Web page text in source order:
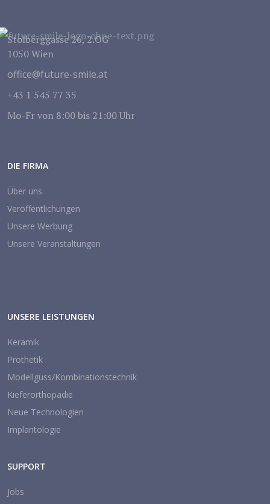
Stolberggasse 26, 2.OG
1050 Wien
office@future-smile.at
+43 1 545 77 35
Mo-Fr von 8:00 bis 21:00 Uhr
DIE FIRMA
Über uns
Veröffentlichungen
Unsere Werbung
Unsere Veranstaltungen
UNSERE LEISTUNGEN
Keramik
Prothetik
Modellguss/Kombinationstechnik
Kieferorthopädie
Neue Technologien
Implantologie
SUPPORT
Jobs